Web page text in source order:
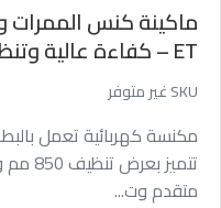
ET – كفاءة عالية وتنظيف مثالي
SKU غير متوفر
مكنسة كهربائية تعمل
متقدم وت...